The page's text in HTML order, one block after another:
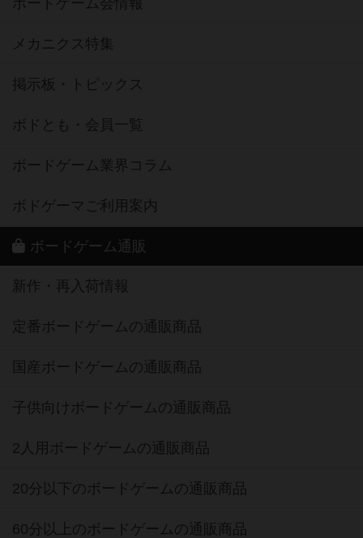
メカニクス特集
掲示板・トピックス
ボドとも・会員一覧
ボードゲーム業界コラム
ボドゲーマご利用案内
ボードゲーム通販
新作・再入荷情報
定番ボードゲームの通販商品
国産ボードゲームの通販商品
子供向けボードゲームの通販商品
2人用ボードゲームの通販商品
20分以下のボードゲームの通販商品
60分以上のボードゲームの通販商品